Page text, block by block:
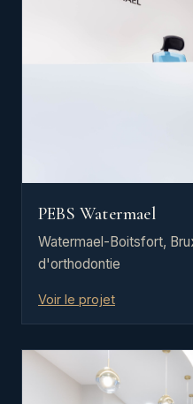
PEBS Watermael
Watermael-Boitsfort,
d'orthodontie
Voir le projet